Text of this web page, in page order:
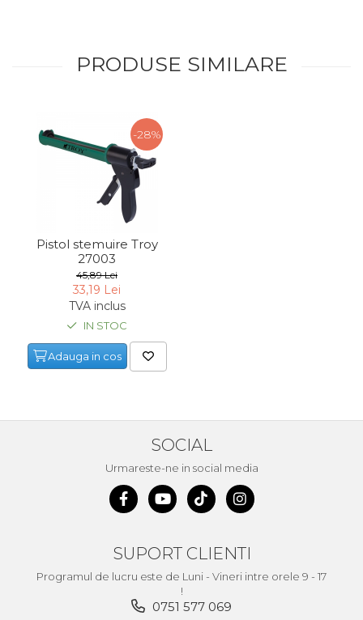
PRODUSE SIMILARE
-28%
Pistol stemuire Troy
27003
45,89 Lei
33,19 Lei
TVA inclus
IN STOC
Adauga in cos
SOCIAL
Urmareste-ne in social media
SUPORT CLIENTI
Programul de lucru este de Luni - Vineri intre orele 9 - 17
!
0751 577 069